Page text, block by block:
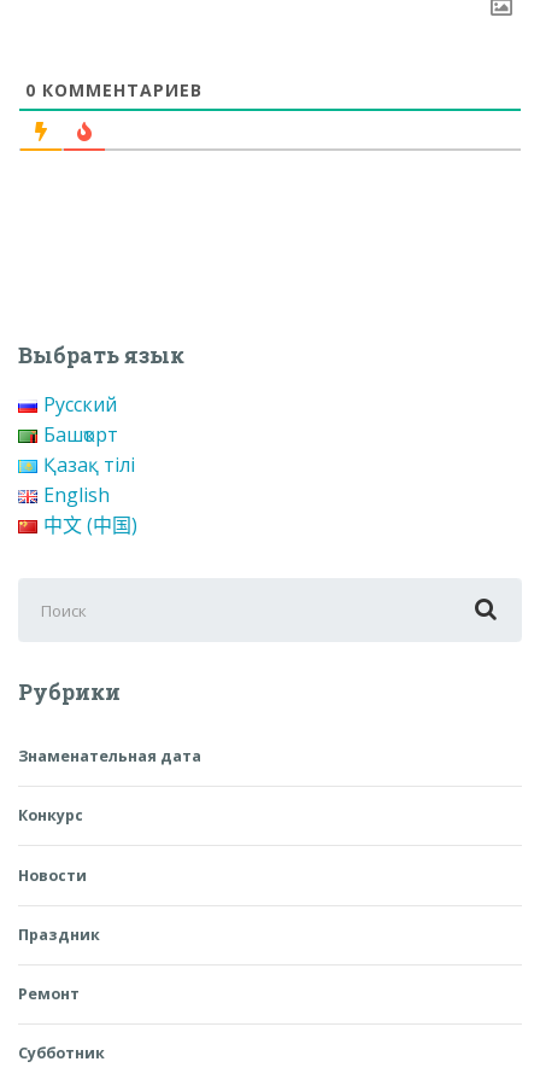
0 КОММЕНТАРИЕВ
Выбрать язык
Русский
Башҡорт
Қазақ тілі
English
中文 (中国)
для:
Рубрики
Знаменательная дата
Конкурс
Новости
Праздник
Ремонт
Субботник